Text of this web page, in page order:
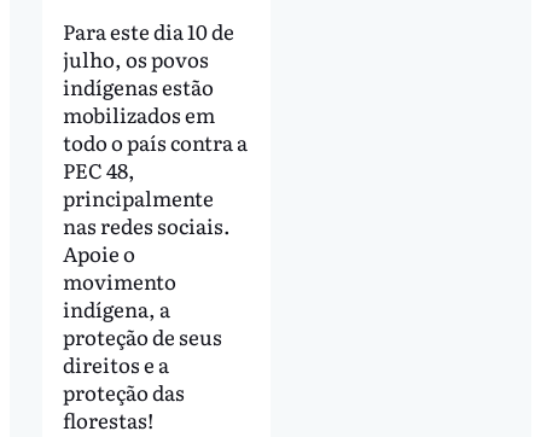
Para este dia 10 de
julho, os povos
indígenas estão
mobilizados em
todo o país contra a
PEC 48,
principalmente
nas redes sociais.
Apoie o
movimento
indígena, a
proteção de seus
direitos e a
proteção das
florestas!